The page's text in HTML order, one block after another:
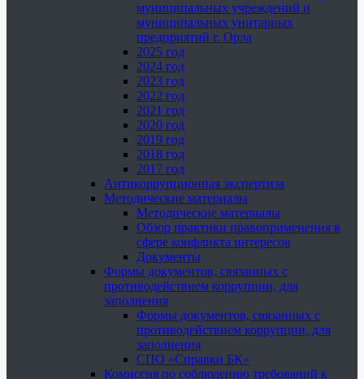
муниципальных учреждений и
муниципальных унитарных
предприятий г. Орла
2025 год
2024 год
2023 год
2022 год
2021 год
2020 год
2019 год
2018 год
2017 год
Антикоррупционная экспертиза
Методические материалы
Методические материалы
Обзор практики правоприменения в
сфере конфликта интересов
Документы
Формы документов, связанных с
противодействием коррупции, для
заполнения
Формы документов, связанных с
противодействием коррупции, для
заполнения
СПО «Справки БК»
Комиссия по соблюдению требований к